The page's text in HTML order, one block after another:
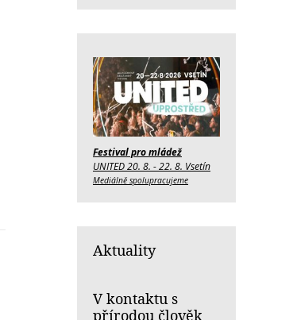
Festival pro mládež
UNITED 20. 8. - 22. 8. Vsetín
Mediálně spolupracujeme
Aktuality
V kontaktu s
přírodou člověk